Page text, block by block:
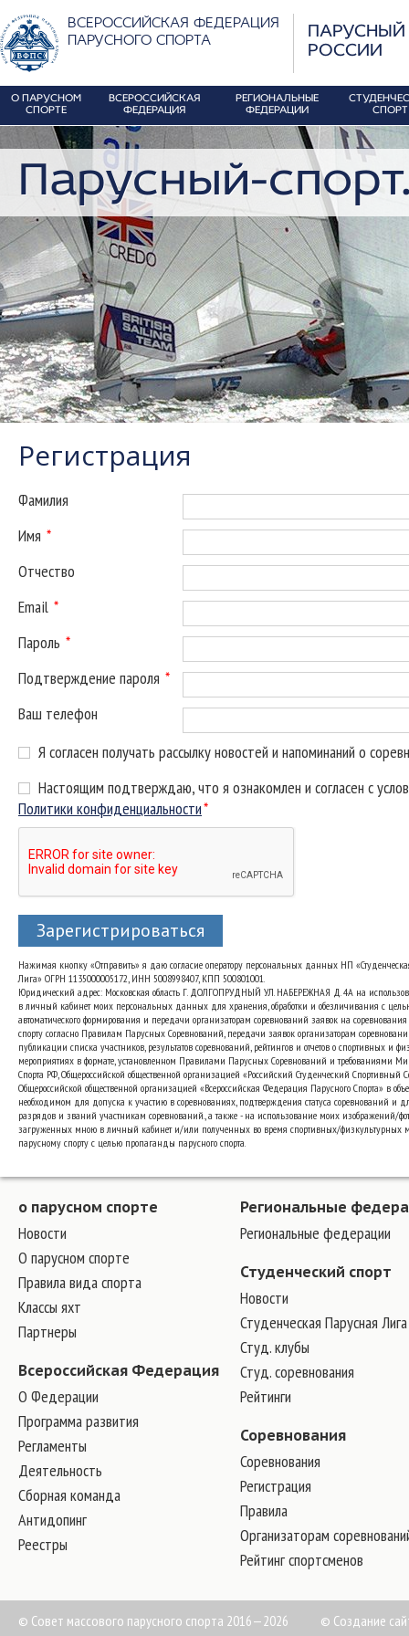
ВСЕРОССИЙСКАЯ ФЕДЕРАЦИЯ
ПАРУСНОГО СПОРТА
ПАРУСНЫЙ
РОССИИ
О ПАРУСНОМ
СПОРТЕ
ВСЕРОССИЙСКАЯ
ФЕДЕРАЦИЯ
РЕГИОНАЛЬНЫЕ
ФЕДЕРАЦИИ
СПОРТ
Парусный-
Регистрация
Фамилия
Имя *
Отчество
Email *
Пароль *
Подтверждение пароля *
Ваш телефон
Я согласен получать рассылку новостей и напоминаний о
Настоящим подтверждаю, что я ознакомлен и согласен с
Политики конфиденциальности*
Зарегистрироваться
Нажимая кнопку «Отправить» я даю согласие оператору персональных данных НП
Лига» ОГРН 1135000005172, ИНН 5008998407, КПП 500801001.
Юридический адрес: Московская область Г. ДОЛГОПРУДНЫЙ УЛ. НАБЕРЕЖНАЯ Д. 4А на
в личный кабинет моих персональных данных для хранения, обработки и обезличивания с
автоматического формирования и передачи организаторам соревнований заявок на
спорту согласно Правилам Парусных Соревнований, передачи заявок организаторам
публикации списка участников, результатов соревнований, рейтингов и отчетов о спортивных и
мероприятиях в формате, установленном Правилами Парусных Соревнований и требованиями
Спорта РФ, Общероссийской общественной организацией «Российский Студенческий Спортивный
Общероссийской общественной организацией «Всероссийская Федерация Парусного Спорта» в
необходимом для допуска к участию в соревнованиях, подтверждения статуса соревнований и
разрядов и званий участникам соревнований., а также - на использование моих изображений/
загруженных мною в личный кабинет и/или полученных во время спортивных/физкультурных
парусному спорту с целью пропаганды парусного спорта.
о парусном спорте
Новости
О парусном спорте
Правила вида спорта
Классы яхт
Партнеры
Всероссийская Федерация
О Федерации
Программа развития
Регламенты
Деятельность
Сборная команда
Антидопинг
Реестры
Региональные
Региональные федерации
Студенческий спорт
Новости
Студенческая Парусная Лига
Студ. клубы
Студ. соревнования
Рейтинги
Соревнования
Соревнования
Регистрация
Правила
Организаторам
Рейтинг спортсменов
© Совет массового парусного спорта 2016—2026 © Создание